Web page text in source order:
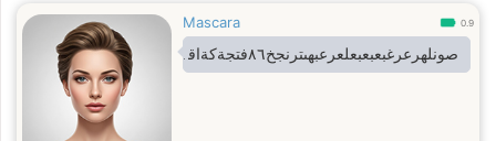
Mascara 0.9
صونلهرعرغبعبعبعلعرعبهىترنجخ٨٦فتجةكةاقىقبرملهليعؤان